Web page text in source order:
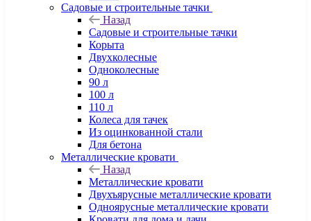
Садовые и строительные тачки
Назад
Садовые и строительные тачки
Корыта
Двухколесные
Одноколесные
90 л
100 л
110 л
Колеса для тачек
Из оцинкованной стали
Для бетона
Металлические кровати
Назад
Металлические кровати
Двухъярусные металлические кровати
Одноярусные металлические кровати